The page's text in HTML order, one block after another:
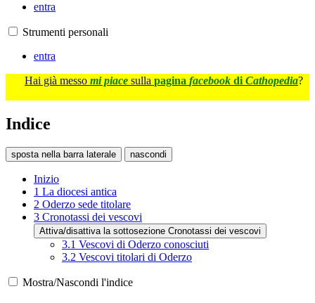
entra
Strumenti personali
entra
Hai già messo mi piace sulla pagina facebook di Cathopedia?
Indice
sposta nella barra laterale nascondi
Inizio
1 La diocesi antica
2 Oderzo sede titolare
3 Cronotassi dei vescovi
Attiva/disattiva la sottosezione Cronotassi dei vescovi
3.1 Vescovi di Oderzo conosciuti
3.2 Vescovi titolari di Oderzo
Mostra/Nascondi l'indice